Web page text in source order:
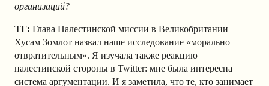
организаций?
ТГ: Глава Палестинской миссии в Великобритании
Хусам Зомлот назвал наше исследование «морально
отвратительным». Я изучала также реакцию
палестинской стороны в Twitter: мне была интересна
система аргументации. И я заметила, что те, кто занимает